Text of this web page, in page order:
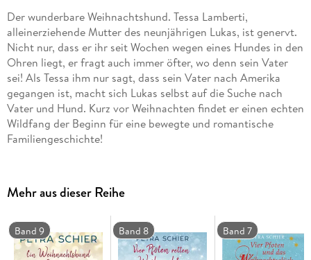
Der wunderbare Weihnachtshund. Tessa Lamberti,
alleinerziehende Mutter des neunjährigen Lukas, ist genervt.
Nicht nur, dass er ihr seit Wochen wegen eines Hundes in den
Ohren liegt, er fragt auch immer öfter, wo denn sein Vater
sei! Als Tessa ihm nur sagt, dass sein Vater nach Amerika
gegangen ist, macht sich Lukas selbst auf die Suche nach
Vater und Hund. Kurz vor Weihnachten findet er einen echten
Wildfang der Beginn für eine bewegte und romantische
Familiengeschichte!
Mehr aus dieser Reihe
Band 9 Band 8 Band 7